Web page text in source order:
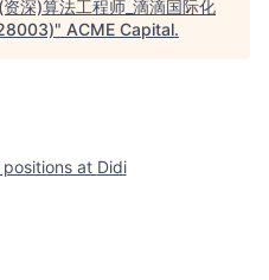
(资深)算法工程师_滴滴国际化
" ACME Capital.
positions at Didi